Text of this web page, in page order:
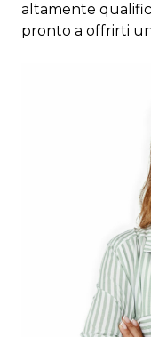
altamente
pronto a offrirti